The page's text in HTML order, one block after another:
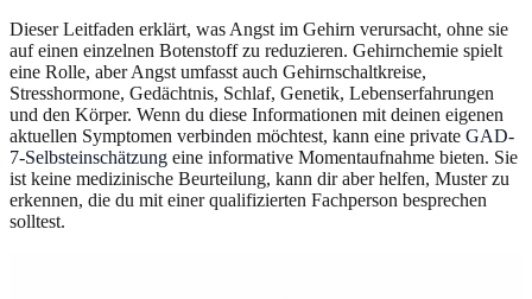
Dieser Leitfaden erklärt, was Angst im Gehirn verursacht, ohne sie
auf einen einzelnen Botenstoff zu reduzieren. Gehirnchemie spielt
eine Rolle, aber Angst umfasst auch Gehirnschaltkreise,
Stresshormone, Gedächtnis, Schlaf, Genetik, Lebenserfahrungen
und den Körper. Wenn du diese Informationen mit deinen eigenen
aktuellen Symptomen verbinden möchtest, kann eine private GAD-
7-Selbsteinschätzung eine informative Momentaufnahme bieten. Sie
ist keine medizinische Beurteilung, kann dir aber helfen, Muster zu
erkennen, die du mit einer qualifizierten Fachperson besprechen
solltest.